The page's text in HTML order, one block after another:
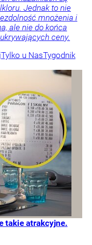
Jednak to nie
mnożenia i
ale nie do końca
ceny.
Tylko u NasTygodnik
takie atrakcyjne.